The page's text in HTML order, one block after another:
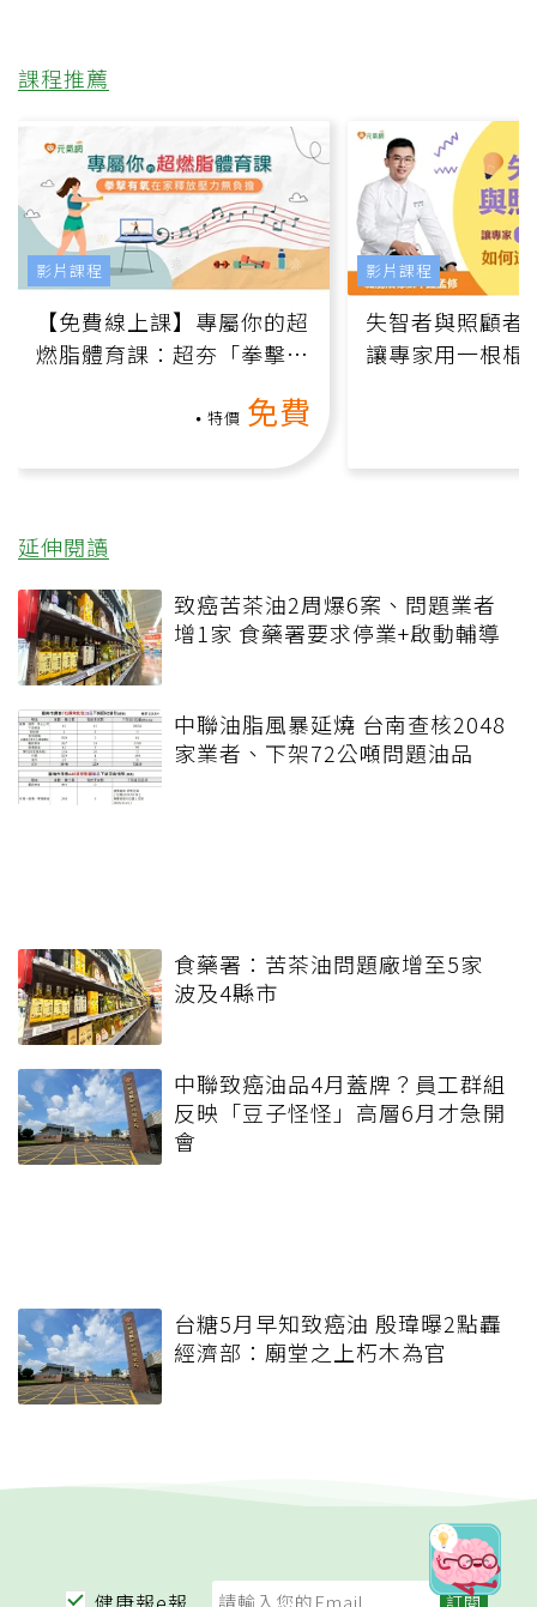
課程推薦
【免費線上課】專屬你的超
燃脂體育課：超夯「拳擊有
特價 免費
影片課程
失智者與照顧者
讓專家用一根棍
影片課程
延伸閱讀
致癌苦茶油2周爆6案、問題業者
增1家 食藥署要求停業+啟動輔導
中聯油脂風暴延燒 台南查核2048
家業者、下架72公噸問題油品
食藥署：苦茶油問題廠增至5家
波及4縣市
中聯致癌油品4月蓋牌？員工群組
反映「豆子怪怪」高層6月才急開
會
台糖5月早知致癌油 殷瑋曝2點轟
經濟部：廟堂之上朽木為官